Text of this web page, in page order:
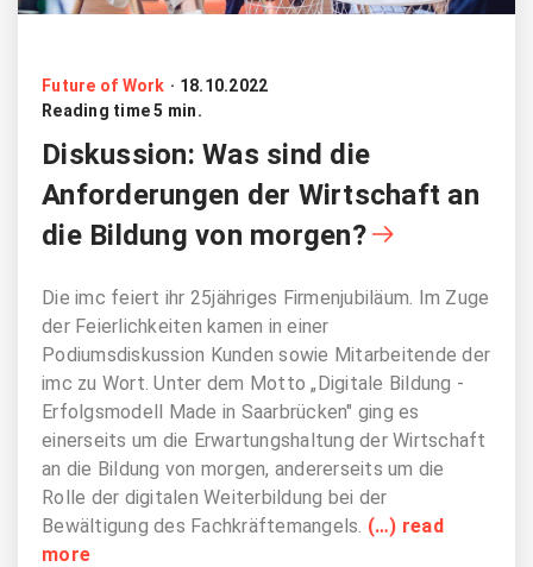
Future of Work · 18.10.2022
Reading time 5 min.
Diskussion: Was sind die
Anforderungen der Wirtschaft an
die Bildung von morgen?
Die imc feiert ihr 25jähriges Firmenjubiläum. Im Zuge
der Feierlichkeiten kamen in einer
Podiumsdiskussion Kunden sowie Mitarbeitende der
imc zu Wort. Unter dem Motto „Digitale Bildung -
Erfolgsmodell Made in Saarbrücken" ging es
einerseits um die Erwartungshaltung der Wirtschaft
an die Bildung von morgen, andererseits um die
Rolle der digitalen Weiterbildung bei der
Bewältigung des Fachkräftemangels. (…) read
more